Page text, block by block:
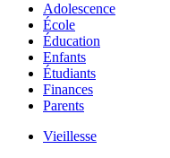
Adolescence
École
Éducation
Enfants
Étudiants
Finances
Parents
Vieillesse